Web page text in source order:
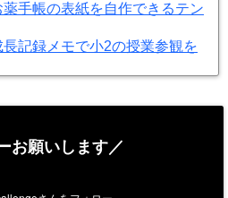
薬手帳の表紙を自作できるテン
長記録メモで小2の授業参観を
お願いします／